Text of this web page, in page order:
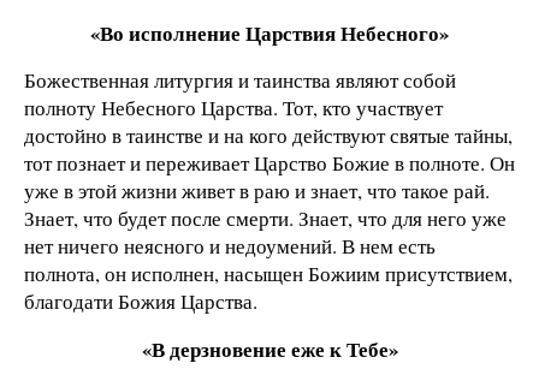
«Во исполнение Царствия Небесного»
Божественная литургия и таинства являют собой
полноту Небесного Царства. Тот, кто участвует
достойно в таинстве и на кого действуют святые тайны,
тот познает и переживает Царство Божие в полноте. Он
уже в этой жизни живет в раю и знает, что такое рай.
Знает, что будет после смерти. Знает, что для него уже
нет ничего неясного и недоумений. В нем есть
полнота, он исполнен, насыщен Божиим присутствием,
благодати Божия Царства.
«В дерзновение еже к Тебе»